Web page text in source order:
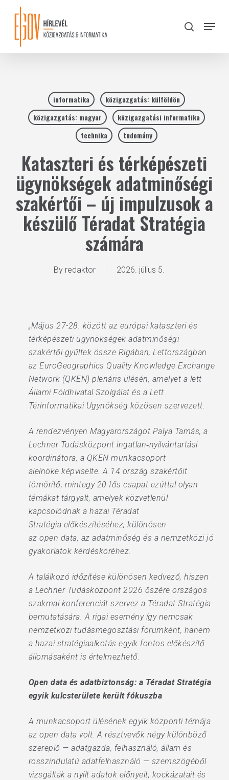
content
search
Menu
informatika
közigazgatás: külföldön
közigazgatás: magyar
közigazgatási informatika
technika
tudomány
Kataszteri és térképészeti
ügynökségek adatminőségi
szakértői – új impulzusok a
készülő Téradat Stratégia
számára
By redaktor 2026. július 5.
„Május 27-28. között az európai kataszteri és
térképészeti ügynökségek adatminőségi
szakértői gyűltek össze Rigában, Lettországban
az EuroGeographics Quality Knowledge Exchange
Network (QKEN) plenáris ülésén, amelyet a lett
Állami Földhivatal Szolgálat és a Lett
Térinformatikai Ügynökség közösen szervezett.
A rendezvényen Magyarországot Palya Tamás, a
Lechner Tudásközpont ingatlan‑nyilvántartási
koordinátora, a QKEN munkacsoport
alelnöke képviselte. A 14 ország szakértőit
tömörítő, mintegy 20 fős csapat ezúttal olyan
témákat tárgyalt, amelyek közvetlenül
kapcsolódnak a hazai Téradat
Stratégia előkészítéséhez, különösen
az open data, az adatminőség és a nemzetközi jó
gyakorlatok kérdésköréhez.
A találkozó időzítése különösen kedvező, hiszen
a Lechner Tudásközpont 2026 őszére országos
szakmai konferenciát szervez a Téradat Stratégia
bemutatására. A rigai esemény így nemcsak
nemzetközi tudásmegosztási fórumként, hanem
a hazai stratégiaalkotás egyik fontos előkészítő
állomásaként is értelmezhető.
Open data és adatbiztonság: a Téradat Stratégia
egyik kulcsterülete került fókuszba
A munkacsoport ülésének egyik központi témája
az open data volt. A résztvevők négy különböző
szereplő — adatgazda, felhasználó, állam és
rosszindulatú adatfelhasználó — szemszögéből
vizsgálták a nyílt adatok előnyeit, kockázatait és
Close